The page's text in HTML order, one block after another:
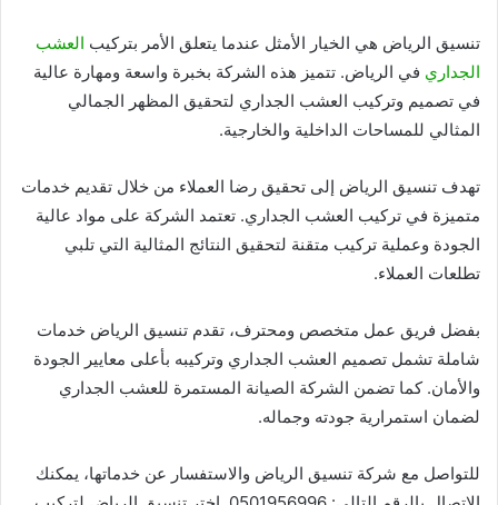
تنسيق الرياض هي الخيار الأمثل عندما يتعلق الأمر بتركيب العشب
الجداري في الرياض. تتميز هذه الشركة بخبرة واسعة ومهارة عالية
في تصميم وتركيب العشب الجداري لتحقيق المظهر الجمالي
المثالي للمساحات الداخلية والخارجية.
تهدف تنسيق الرياض إلى تحقيق رضا العملاء من خلال تقديم خدمات
متميزة في تركيب العشب الجداري. تعتمد الشركة على مواد عالية
الجودة وعملية تركيب متقنة لتحقيق النتائج المثالية التي تلبي
تطلعات العملاء.
بفضل فريق عمل متخصص ومحترف، تقدم تنسيق الرياض خدمات
شاملة تشمل تصميم العشب الجداري وتركيبه بأعلى معايير الجودة
والأمان. كما تضمن الشركة الصيانة المستمرة للعشب الجداري
لضمان استمرارية جودته وجماله.
للتواصل مع شركة تنسيق الرياض والاستفسار عن خدماتها، يمكنك